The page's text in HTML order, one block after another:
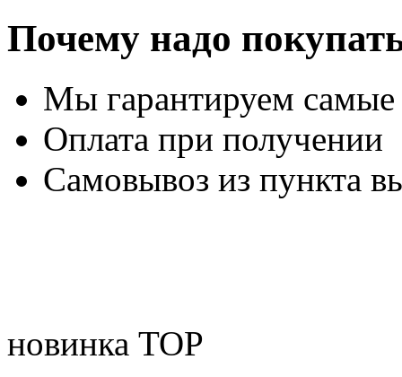
Почему надо
Мы гарантируем
Оплата при получении
Самовывоз из пункта
новинка TOP